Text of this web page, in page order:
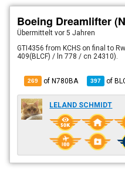
Boeing Dreamlifter
Übermitteltvor 5 Jahren
GTI4356 from KCHS on final to
409(BLCF) / ln 778 / cn 24310).
269 of N780BA 397 of
LELAND SCHMIDT